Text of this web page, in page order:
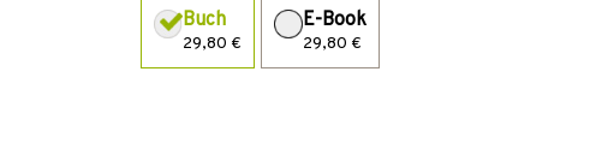
Buch
29,80 €
E-Book
29,80 €